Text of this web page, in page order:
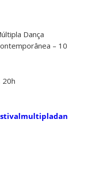
Dança
– 10
20h